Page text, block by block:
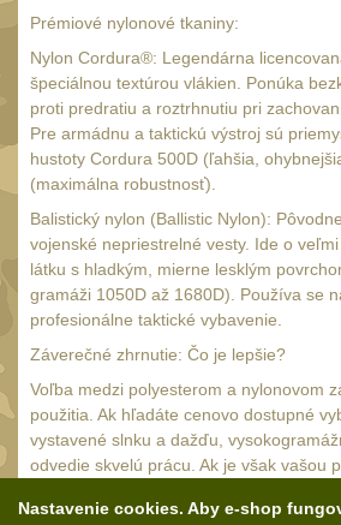
baterie2
Svítilny pro 18650
baterie
5
Svítilny pro
CR123A/16340 Li-Ion
baterie 3
Kapesní svítilny
Svietidlá s magnetom2
Potápačské svietidlá2
Laserové značkovače9
Nabíjačky 17
Adaptér pro nabíječku8
Prémiové nylonové tkaniny:
Nylon Cordura®: Legendárna
špeciálnou textúrou vlákien. Ponúka
proti predratiu a roztrhnutiu pri
Pre armádnu a taktickú výstroj sú
hustoty Cordura 500D (ľahšia,
(maximálna robustnosť).
Balistický nylon (Ballistic Nylon):
vojenské nepriestrelné vesty. Ide o
látku s hladkým, mierne lesklým
gramáži 1050D až 1680D). Používa se
profesionálne taktické vybavenie.
Záverečné zhrnutie: Čo je lepšie?
Voľba medzi polyesterom a nylonovom
použitia. Ak hľadáte cenovo dostupné
vystavené slnku a dažďu,
odvedie skvelú prácu. Ak je však vašou
spoľahlivosť v bojových alebo
Nastavenie cookies. Aby e-shop